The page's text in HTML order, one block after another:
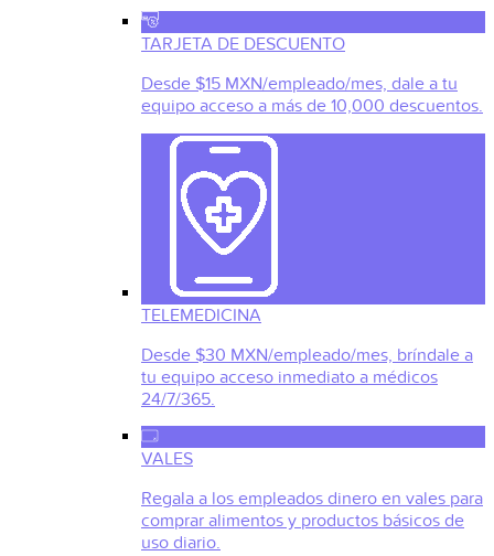
TARJETA DE DESCUENTO
Desde $15 MXN/empleado/mes, dale a tu
equipo acceso a más de 10,000 descuentos.
TELEMEDICINA
Desde $30 MXN/empleado/mes, bríndale a
tu equipo acceso inmediato a médicos
24/7/365.
VALES
Regala a los empleados dinero en vales para
comprar alimentos y productos básicos de
uso diario.